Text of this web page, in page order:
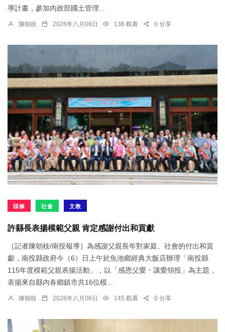
導計畫，參加內政部國土管理...
陳朝枝 2026年八月06日 136 觀看 0 分享
頭條 社會 文教
許縣長表揚模範父親 肯定感謝付出和貢獻
［記者陳朝枝/南投報導］為感謝父親長年對家庭、社會的付出和貢
獻，南投縣政府今（6）日上午於魚池鄉經典大飯店辦理「南投縣
115年度模範父親表揚活動」，以「感恩父愛・讓愛領投」為主題，
表揚來自縣內各鄉鎮市共16位模...
陳朝枝 2026年八月06日 145 觀看 0 分享